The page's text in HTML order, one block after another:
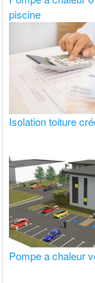
piscine
Isolation toiture
Pompe a chaleur